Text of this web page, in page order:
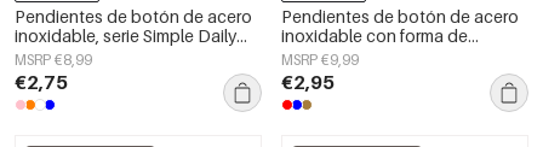
Pendientes de botón de acero
inoxidable, serie Simple Daily
Simple, joyería para mujer
MSRP €8,99
€2,75
Pendientes de botón de acero
inoxidable con forma de
corazón, sencillos, de la serie
Daily Simple, joyería para mujer.
MSRP €9,99
€2,95